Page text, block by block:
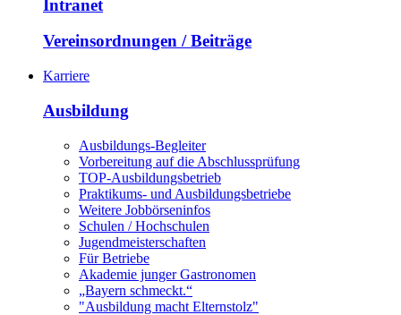
Intranet
Vereinsordnungen / Beiträge
Karriere
Ausbildung
Ausbildungs-Begleiter
Vorbereitung auf die Abschlussprüfung
TOP-Ausbildungsbetrieb
Praktikums- und Ausbildungsbetriebe
Weitere Jobbörseninfos
Schulen / Hochschulen
Jugendmeisterschaften
Für Betriebe
Akademie junger Gastronomen
„Bayern schmeckt.“
"Ausbildung macht Elternstolz"